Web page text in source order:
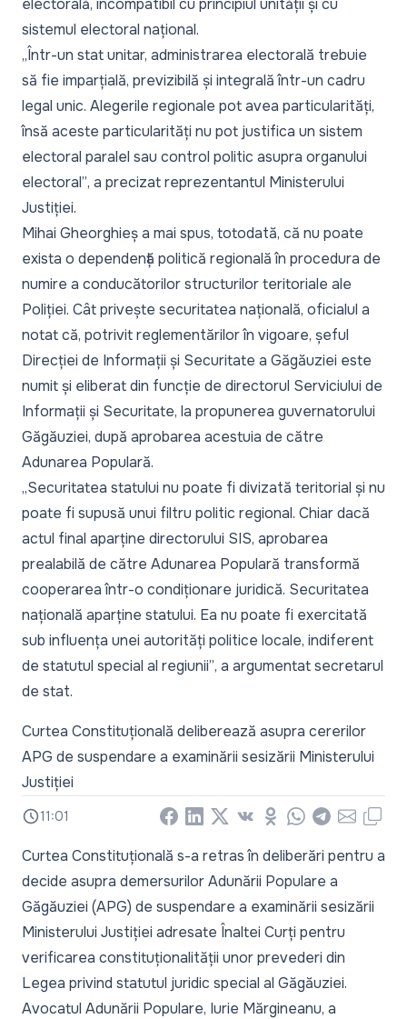
electorală, incompatibil cu principiul unității și cu
sistemul electoral național.
„Într-un stat unitar, administrarea electorală trebuie
să fie imparțială, previzibilă și integrală într-un cadru
legal unic. Alegerile regionale pot avea particularități,
însă aceste particularități nu pot justifica un sistem
electoral paralel sau control politic asupra organului
electoral”, a precizat reprezentantul Ministerului
Justiției.
Mihai Gheorghieș a mai spus, totodată, că nu poate
exista o dependență politică regională în procedura de
numire a conducătorilor structurilor teritoriale ale
Poliției. Cât privește securitatea națională, oficialul a
notat că, potrivit reglementărilor în vigoare, șeful
Direcției de Informații și Securitate a Găgăuziei este
numit și eliberat din funcție de directorul Serviciului de
Informații și Securitate, la propunerea guvernatorului
Găgăuziei, după aprobarea acestuia de către
Adunarea Populară.
„Securitatea statului nu poate fi divizată teritorial și nu
poate fi supusă unui filtru politic regional. Chiar dacă
actul final aparține directorului SIS, aprobarea
prealabilă de către Adunarea Populară transformă
cooperarea într-o condiționare juridică. Securitatea
națională aparține statului. Ea nu poate fi exercitată
sub influența unei autorități politice locale, indiferent
de statutul special al regiunii”, a argumentat secretarul
de stat.
Curtea Constituțională deliberează asupra cererilor
APG de suspendare a examinării sesizării Ministerului
Justiției
11:01 Facebook
LinkedIn
X Vkontakte
Odnoklassniki
WhatsApp
Telegram
EmailCopy
Curtea Constituțională s-a retras în deliberări pentru a
decide asupra demersurilor Adunării Populare a
Găgăuziei (APG) de suspendare a examinării sesizării
Ministerului Justiției adresate Înaltei Curți pentru
verificarea constituționalității unor prevederi din
Legea privind statutul juridic special al Găgăuziei.
Avocatul Adunării Populare, Iurie Mărgineanu, a